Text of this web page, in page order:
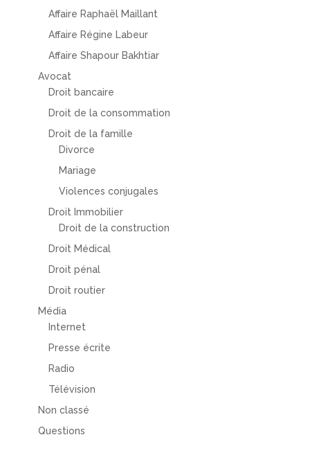
Affaire Raphaël Maillant
Affaire Régine Labeur
Affaire Shapour Bakhtiar
Avocat
Droit bancaire
Droit de la consommation
Droit de la famille
Divorce
Mariage
Violences conjugales
Droit Immobilier
Droit de la construction
Droit Médical
Droit pénal
Droit routier
Média
Internet
Presse écrite
Radio
Télévision
Non classé
Questions